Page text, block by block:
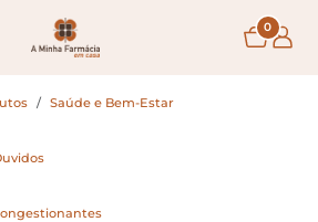
0
Saúde e Bem-Estar